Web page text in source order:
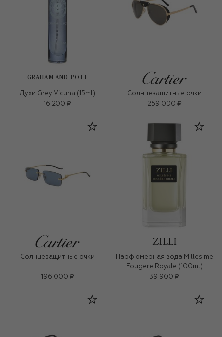
GRAHAM AND POTT
Духи Grey Vicuna (15ml)
16 200 ₽
Солнцезащитные очки
259 000 ₽
Солнцезащитные очки
196 000 ₽
Парфюмерная вода Millesime
Fougere Royale (100ml)
39 900 ₽